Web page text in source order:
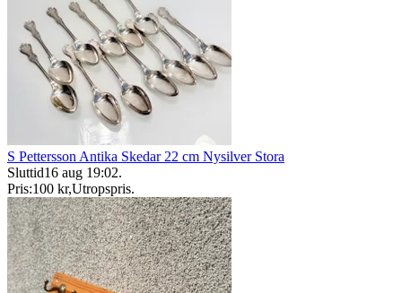
S Pettersson Antika Skedar 22 cm Nysilver Stora
Sluttid16 aug 19:02.
Pris:100 kr,Utropspris.